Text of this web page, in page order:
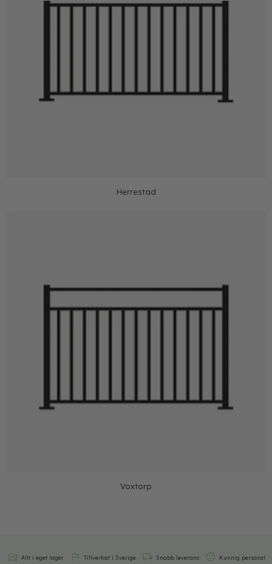
Herrestad
Voxtorp
Allt i eget lager Tillverkat i Sverige Snabb leverans Kunnig personal